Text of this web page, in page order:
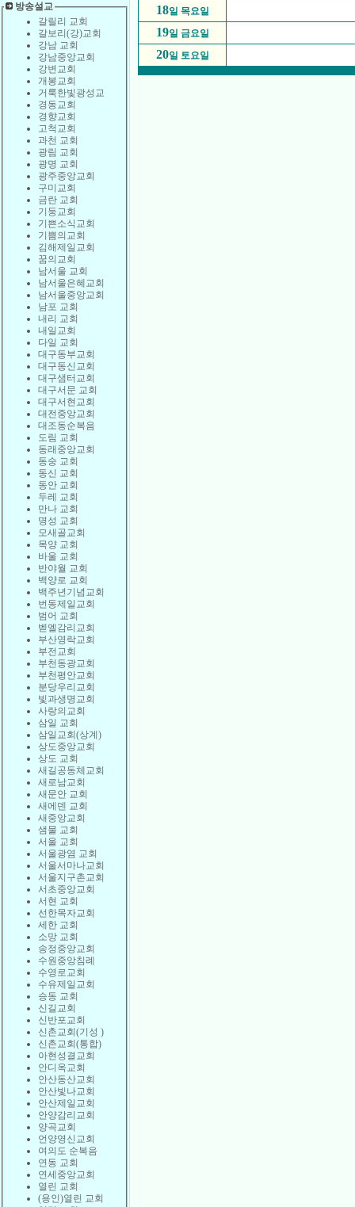
방송설교
갈릴리 교회
갈보리(강)교회
강남 교회
강남중앙교회
강변교회
개봉교회
거룩한빛광성교
경동교회
경향교회
고척교회
과천 교회
광림 교회
광명 교회
광주중앙교회
구미교회
금란 교회
기둥교회
기쁜소식교회
기쁨의교회
김해제일교회
꿈의교회
남서울 교회
남서울은혜교회
남서울중앙교회
남포 교회
내리 교회
내일교회
다일 교회
대구동부교회
대구동신교회
대구샘터교회
대구서문 교회
대구서현교회
대전중앙교회
대조동순복음
도림 교회
동래중앙교회
동숭 교회
동신 교회
동안 교회
두레 교회
만나 교회
명성 교회
모새골교회
목양 교회
바울 교회
반야월 교회
백양로 교회
백주년기념교회
번동제일교회
범어 교회
벧엘감리교회
부산영락교회
부전교회
부천동광교회
부천평안교회
분당우리교회
빛과생명교회
사랑의교회
삼일 교회
삼일교회(상계)
상도중앙교회
상도 교회
새길공동체교회
새로남교회
새문안 교회
새에덴 교회
새중앙교회
샘물 교회
서울 교회
서울광염 교회
서울서마나교회
서울지구촌교회
서초중앙교회
서현 교회
선한목자교회
세한 교회
소망 교회
송정중앙교회
수원중앙침례
수영로교회
수유제일교회
승동 교회
신길교회
신반포교회
신촌교회(기성 )
신촌교회(통합)
아현성결교회
안디옥교회
안산동산교회
안산빛나교회
안산제일교회
안양감리교회
양곡교회
언양영신교회
여의도 순복음
연동 교회
연세중앙교회
열린 교회
(용인)열린 교회
18일 목요일
19일 금요일
20일 토요일